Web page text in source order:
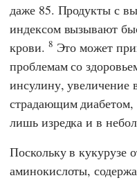
даже 85. Продукты с
индексом вызывают
крови. 8 Это может
проблемам со
инсулину, увеличение
страдающим диабетом,
лишь изредка и в
Поскольку в кукурузе
аминокислоты,